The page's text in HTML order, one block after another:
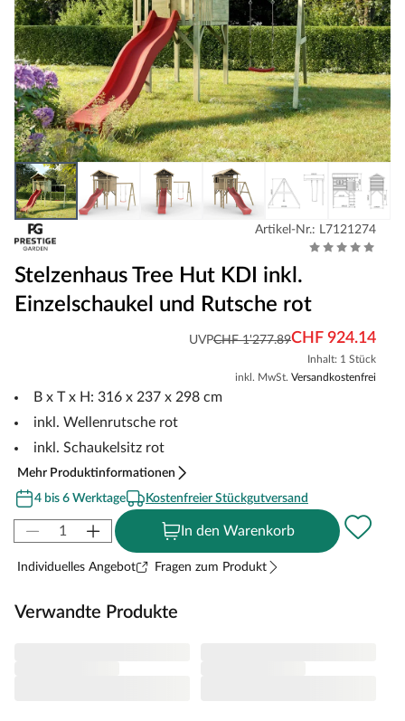
Artikel-Nr.: L7121274
Stelzenhaus Tree Hut KDI inkl.
Einzelschaukel und Rutsche rot
UVPCHF 1'277.89CHF 924.14
Inhalt: 1 Stück
inkl. MwSt. Versandkostenfrei
B x T x H: 316 x 237 x 298 cm
inkl. Wellenrutsche rot
inkl. Schaukelsitz rot
Mehr Produktinformationen
4 bis 6 Werktage
Kostenfreier Stückgutversand
In den Warenkorb
Individuelles Angebot Fragen zum Produkt
Verwandte Produkte